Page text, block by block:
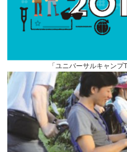
「ユニバーサルキャンプ